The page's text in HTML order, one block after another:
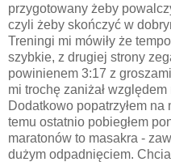
przygotowany żeby
czyli żeby skończyć w
Treningi mi mówiły że
szybkie, z drugiej strony
powinienem 3:17 z
mi trochę zaniżał
Dodatkowo popatrzyłem
temu ostatnio pobiegłem
maratonów to masakra -
dużym odpadnięciem.